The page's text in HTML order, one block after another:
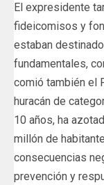
El expresidente
fideicomisos y
estaban
fundamentales,
comió también el
huracán de
10 años, ha
millón de
consecuencias
prevención y